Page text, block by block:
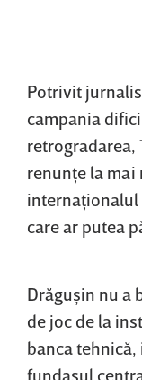
Potrivit
campania
retrogradarea,
renunţe la
internaţionalul
care ar putea
Drăguşin nu a
de joc de la
banca
fundaşul